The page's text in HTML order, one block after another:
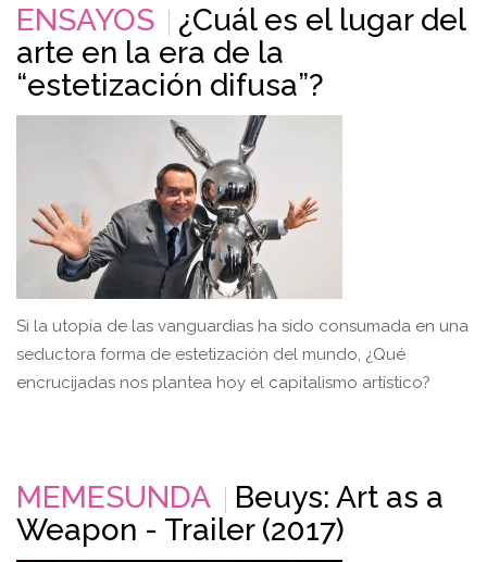
ENSAYOS
¿Cuál es el lugar del
arte en la era de la
“estetización difusa”?
Si la utopía de las vanguardias ha sido consumada en una
seductora forma de estetización del mundo, ¿Qué
encrucijadas nos plantea hoy el capitalismo artístico?
MEMESUNDA
Beuys: Art as a
Weapon - Trailer (2017)